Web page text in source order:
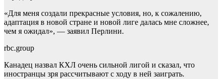
«Для меня создали прекрасные условия, но, к сожалению,
адаптация в новой стране и новой лиге далась мне сложнее,
чем я ожидал», — заявил Перлини.
rbc.group
Канадец назвал КХЛ очень сильной лигой и сказал, что
иностранцы зря рассчитывают с ходу в ней заиграть.